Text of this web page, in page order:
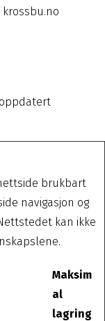
brukbart
navigasjon og
kan ikke
Maksim
al
lagring